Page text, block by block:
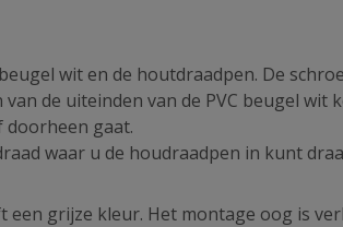
wit en de houtdraadpen. De
de uiteinden van de PVC beugel wit
doorheen gaat.
waar u de houdraadpen in kunt
grijze kleur. Het montage oog is